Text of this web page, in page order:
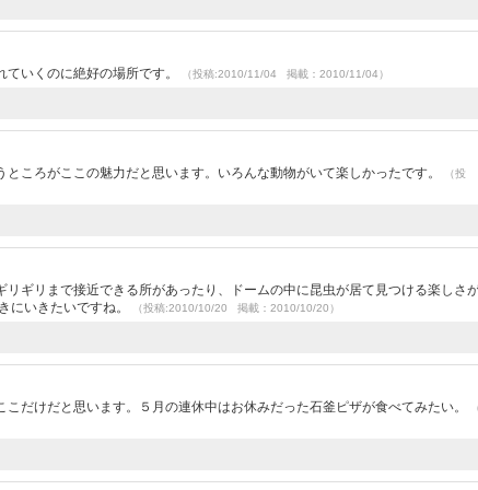
いくのに絶好の場所です。
（投稿:2010/11/04 掲載：2010/11/04）
ころがここの魅力だと思います。いろんな動物がいて楽しかったです。
（投
ギリまで接近できる所があったり、ドームの中に昆虫が居て見つける楽しさ
にいきたいですね。
（投稿:2010/10/20 掲載：2010/10/20）
だけだと思います。５月の連休中はお休みだった石釜ピザが食べてみたい。